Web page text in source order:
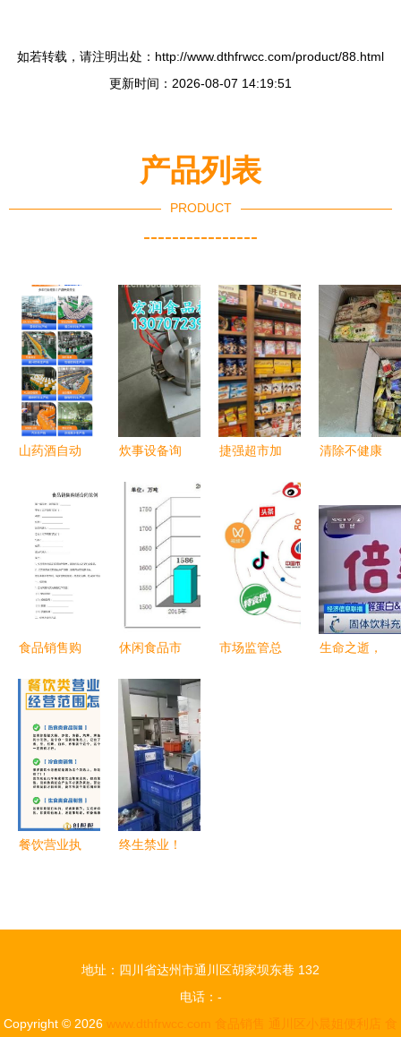
如若转载，请注明出处：http://www.dthfrwcc.com/product/88.html
更新时间：2026-08-07 14:19:51
产品列表
PRODUCT
----------------
山药酒自动
绍 中意隆
山药酒生产
设备工艺成
熟助力酒类
经营
炊事设备询
何选择可靠
厂家与供应
商（以诸城
市宏润食品
机械厂为
例）
捷强超市加
营费用详解
清除不健康
广州佛山过
期食品问题
食品销售购
（酒类经
营）
休闲食品市
2020年行
业发展前
景、趋势及
与烟草制品
的关联调查
报告
市场监管总
生命之逝，
餐饮营业执
终生禁业！
管
地址：四川省达州市通川区胡家坝东巷 132
电话：-
Copyright © 2026 www.dthfrwcc.com 食品销售 通川区小晨姐便利店 食